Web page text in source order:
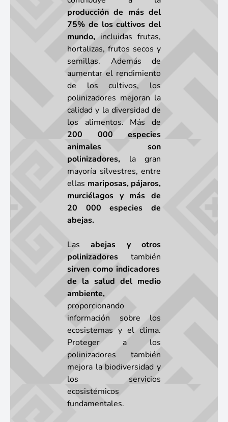
producción de más del
75% de los cultivos del
mundo, incluidas frutas,
hortalizas, frutos secos y
semillas. Además de
aumentar el rendimiento
de los cultivos, los
polinizadores mejoran la
calidad y la diversidad de
los alimentos. Más de
200 000 especies
animales son
polinizadores, la gran
mayoría silvestres, entre
ellas mariposas, pájaros,
murciélagos y más de
20 000 especies de
abejas.
Lasabejas y otros
polinizadores también
sirven como indicadores
de la salud del medio
ambiente,
proporcionando
información sobre los
ecosistemas y el clima.
Proteger a los
polinizadores también
mejora la biodiversidad y
los servicios
ecosistémicos
fundamentales.